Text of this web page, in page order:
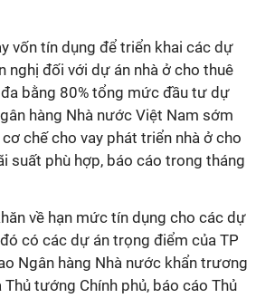
vốn tín dụng để triển khai các dự
nghị đối với dự án nhà ở cho thuê
bằng 80% tổng mức đầu tư dự
hàng Nhà nước Việt Nam sớm
chế cho vay phát triển nhà ở cho
suất phù hợp, báo cáo trong tháng
về hạn mức tín dụng cho các dự
có các dự án trọng điểm của TP
Ngân hàng Nhà nước khẩn trương
tướng Chính phủ, báo cáo Thủ